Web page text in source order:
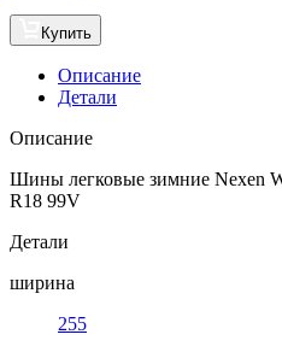
Купить
Описание
Детали
Описание
Шины легковые зимние Nexen
R18 99V
Детали
ширина
255